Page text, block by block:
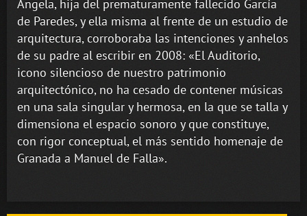
Ángela, hija del prematuramente fallecido García
de Paredes, y ella misma al frente de un estudio de
arquitectura, corroboraba las intenciones y anhelos
de su padre al escribir en 2008: «El Auditorio,
icono silencioso de nuestro patrimonio
arquitectónico, no ha cesado de contener músicas
en una sala singular y hermosa, en la que se talla y
dimensiona el espacio sonoro y que constituye,
con rigor conceptual, el más sentido homenaje de
Granada a Manuel de Falla».